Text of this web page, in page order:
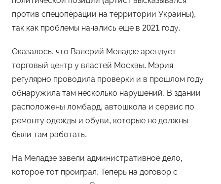
против спецоперации на территории Украины),
так как проблемы начались еще в 2021 году.
Оказалось, что Валерий Меладзе арендует
торговый центр у властей Москвы. Мэрия
регулярно проводила проверки и в прошлом году
обнаружила там несколько нарушений. В здании
расположены ломбард, автошкола и сервис по
ремонту одежды и обуви, которые не должны
были там работать.
На Меладзе завели административное дело,
которое тот проиграл. Теперь на договор с